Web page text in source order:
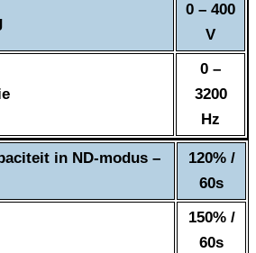
0 – 400
V
0 –
3200
Hz
in ND-modus –
120% /
60s
150% /
60s